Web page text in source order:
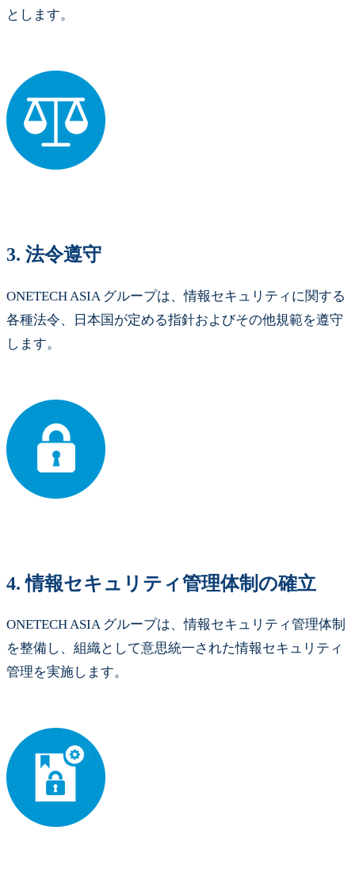
とします。
3. 法令遵守
ONETECH ASIA グループは、情報セキュリティに関する
各種法令、日本国が定める指針およびその他規範を遵守
します。
4. 情報セキュリティ管理体制の確立
ONETECH ASIA グループは、情報セキュリティ管理体制
を整備し、組織として意思統一された情報セキュリティ
管理を実施します。